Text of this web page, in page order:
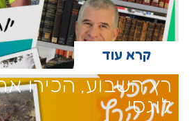
קרא עוד
רץ השבוע, הכירו
לוגסי